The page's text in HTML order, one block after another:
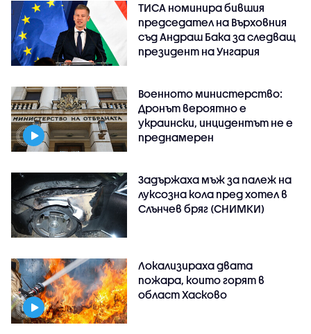
ТИСА номинира бившия
председател на Върховния
съд Андраш Бака за следващ
президент на Унгария
Военното министерство:
Дронът вероятно е
украински, инцидентът не е
преднамерен
Задържаха мъж за палеж на
луксозна кола пред хотел в
Слънчев бряг (СНИМКИ)
Локализираха двата
пожара, които горят в
област Хасково